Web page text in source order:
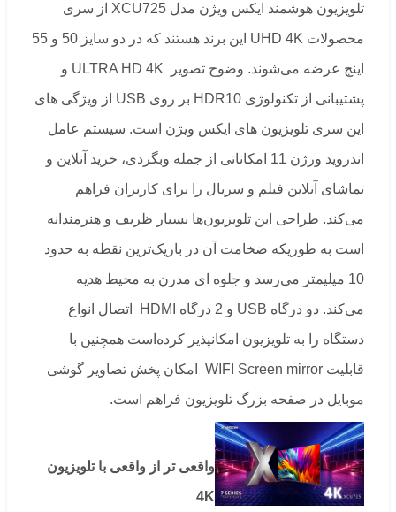
تلویزیون هوشمند ایکس ویژن مدل XCU725 از سری
محصولات UHD 4K این برند هستند که در دو سایز 50 و 55
اینچ عرضه می‌شوند. وضوح تصویر ULTRA HD 4K و
پشتیبانی از تکنولوژی HDR10 بر روی USB از ویژگی های
این سری تلویزیون های ایکس ویژن است. سیستم عامل
اندروید ورژن 11 امکاناتی از جمله وبگردی، خرید آنلاین و
تماشای آنلاین فیلم و سریال را برای کاربران فراهم
می‌کند. طراحی این تلویزیون‌ها بسیار ظریف و هنرمندانه
است به طوریکه ضخامت آن در باریک‌ترین نقطه به حدود
10 میلیمتر می‌رسد و جلوه ای مدرن به محیط هدیه
می‌کند. دو درگاه USB و 2 درگاه HDMI اتصال انواع
دستگاه را به تلویزیون امکانپذیر کرده‌است همچنین با
قابلیت WIFI Screen mirror امکان پخش تصاویر گوشی
موبایل در صفحه بزرگ تلویزیون فراهم است.
واقعی تر از واقعی با تلویزیون
4K